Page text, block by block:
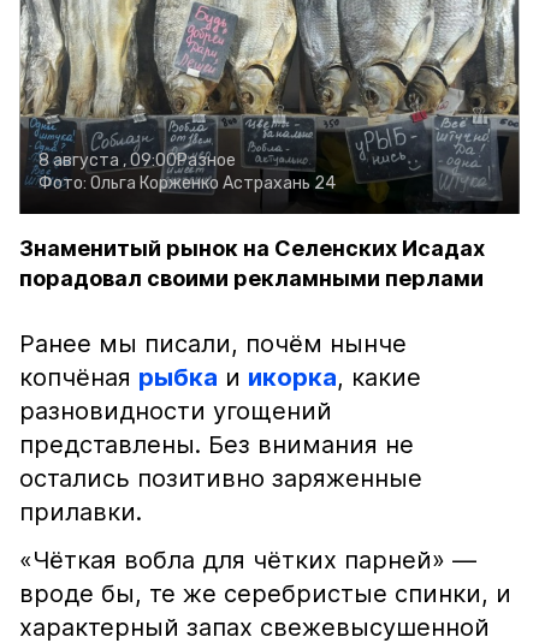
8 августа , 09:00Разное
Фото: Ольга Корженко Астрахань 24
Знаменитый рынок на Селенских Исадах
порадовал своими рекламными перлами
Ранее мы писали, почём нынче
копчёная рыбка и икорка, какие
разновидности угощений
представлены. Без внимания не
остались позитивно заряженные
прилавки.
«Чёткая вобла для чётких парней» —
вроде бы, те же серебристые спинки, и
характерный запах свежевысушенной